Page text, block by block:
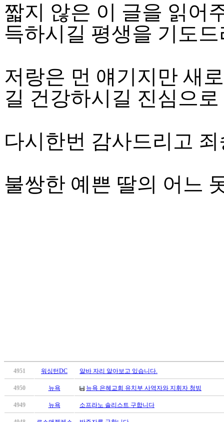
짧지 않은 이 글을 읽어
득하시길 평생을 기도
저랑은 먼 얘기지만 새
길 건강하시길 진심으
다시한번 감사드리고
불쌍한 예쁜 딸의 어느
4951 워싱턴DC 알바 자리 알아보고 있습니다.
4950 뉴욕 뉴욕 은혜교회 유치부 사역자와 지휘자 청빙
4949 뉴욕 소프라노 솔리스트 구합니다